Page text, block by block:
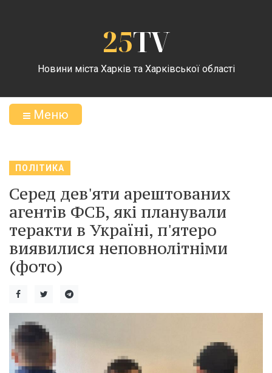
25TV
Новини міста Харків та Харківської області
Меню
ПОЛІТИКА
Серед дев'яти арештованих
агентів ФСБ, які планували
теракти в Україні, п'ятеро
виявилися неповнолітніми
(фото)